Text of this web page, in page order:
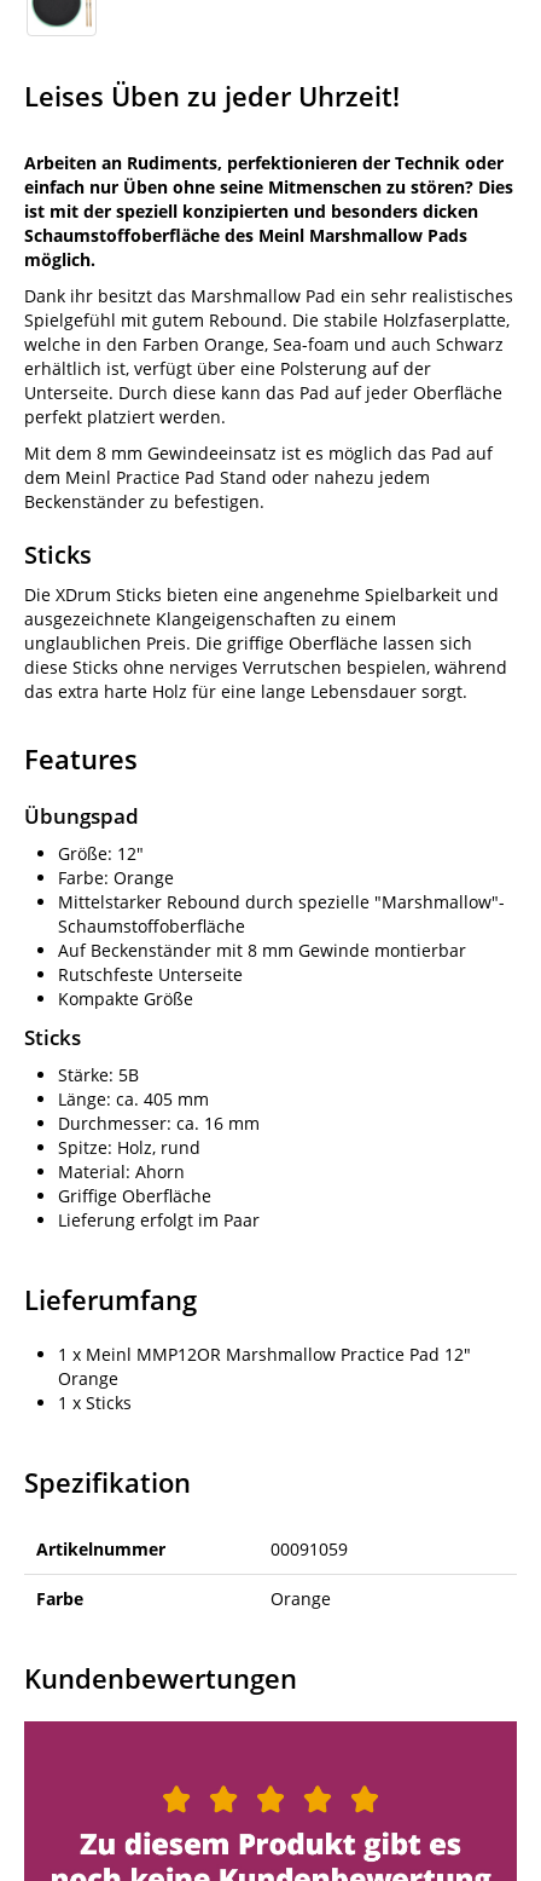
Leises Üben zu jeder Uhrzeit!
Arbeiten an Rudiments, perfektionieren der Technik oder
einfach nur Üben ohne seine Mitmenschen zu stören? Dies
ist mit der speziell konzipierten und besonders dicken
Schaumstoffoberfläche des Meinl Marshmallow Pads
möglich.
Dank ihr besitzt das Marshmallow Pad ein sehr realistisches
Spielgefühl mit gutem Rebound. Die stabile Holzfaserplatte,
welche in den Farben Orange, Sea-foam und auch Schwarz
erhältlich ist, verfügt über eine Polsterung auf der
Unterseite. Durch diese kann das Pad auf jeder Oberfläche
perfekt platziert werden.
Mit dem 8 mm Gewindeeinsatz ist es möglich das Pad auf
dem Meinl Practice Pad Stand oder nahezu jedem
Beckenständer zu befestigen.
Sticks
Die XDrum Sticks bieten eine angenehme Spielbarkeit und
ausgezeichnete Klangeigenschaften zu einem
unglaublichen Preis. Die griffige Oberfläche lassen sich
diese Sticks ohne nerviges Verrutschen bespielen, während
das extra harte Holz für eine lange Lebensdauer sorgt.
Features
Übungspad
Größe: 12"
Farbe: Orange
Mittelstarker Rebound durch spezielle "Marshmallow"-
Schaumstoffoberfläche
Auf Beckenständer mit 8 mm Gewinde montierbar
Rutschfeste Unterseite
Kompakte Größe
Sticks
Stärke: 5B
Länge: ca. 405 mm
Durchmesser: ca. 16 mm
Spitze: Holz, rund
Material: Ahorn
Griffige Oberfläche
Lieferung erfolgt im Paar
Lieferumfang
1 x Meinl MMP12OR Marshmallow Practice Pad 12"
Orange
1 x Sticks
Spezifikation
Artikelnummer 00091059
Farbe Orange
Kundenbewertungen